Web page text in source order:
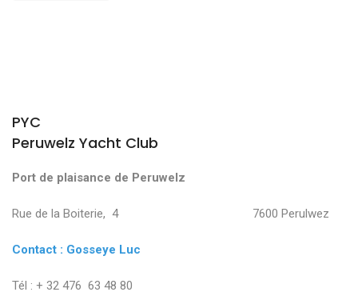
PYC
Peruwelz Yacht Club
Port de plaisance de Peruwelz
Rue de la Boiterie, 4 7600 Perulwez
Contact : Gosseye Luc
Tél : + 32 476 63 48 80